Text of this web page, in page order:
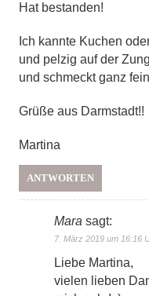
Hat bestanden!
Ich kannte Kuchen
und pelzig auf der
und schmeckt ganz
Grüße aus Darmstadt!!
Martina
ANTWORTEN
Mara sagt:
7. März 2019 um 16:16
Liebe Martina,
vielen lieben